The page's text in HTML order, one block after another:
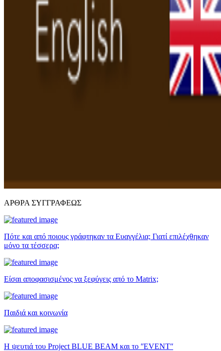
ΑΡΘΡΑ ΣΥΓΓΡΑΦΕΩΣ
Πότε και από ποιους γράφτηκαν τα Ευαγγέλια; Γιατί επιλέχθηκαν
μόνο τα τέσσερα;
Είσαι αποφασισμένος να ξεφύγεις από το Matrix;
Παιδιά και κοινωνία
Η ψευτιά του Project BLUE BEAM και το ʺEVENTʺ